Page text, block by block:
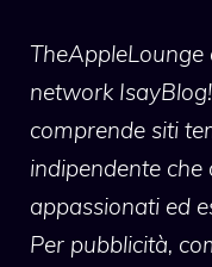
TheAppleLounge
network
comprende siti
indipendente
appassionati ed
Per pubblicità,